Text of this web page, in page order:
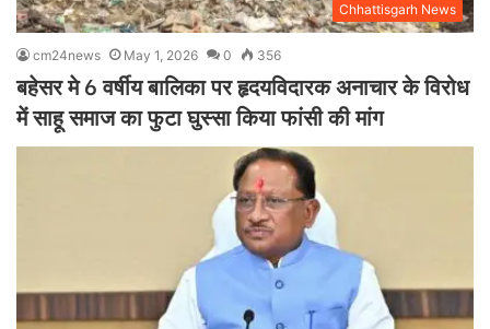
Chhattisgarh News
cm24news May 1, 2026 0 356
बहेसर मे 6 वर्षीय बालिका पर हृदयविदारक अनाचार के विरोध
में साहू समाज का फुटा घुस्सा किया फांसी की मांग